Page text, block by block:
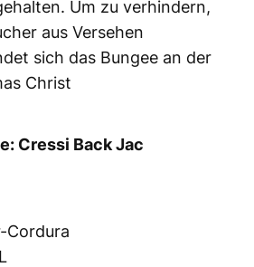
Um zu verhindern,
aus Versehen
sich das Bungee an der
Christ
Cressi Back Jac
Cordura